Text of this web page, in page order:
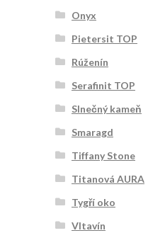
Onyx
Pietersit TOP
Rúženín
Serafinit TOP
Slnečný kameň
Smaragd
Tiffany Stone
Titanová AURA
Tygří oko
Vltavín